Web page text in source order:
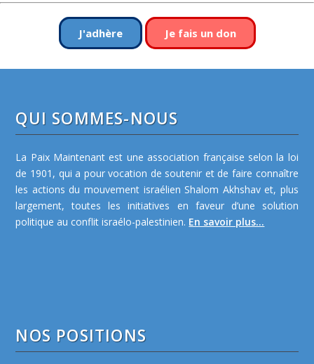
J'adhère Je fais un don
QUI SOMMES-NOUS
La Paix Maintenant est une association française selon la loi
de 1901, qui a pour vocation de soutenir et de faire connaître
les actions du mouvement israélien Shalom Akhshav et, plus
largement, toutes les initiatives en faveur d’une solution
politique au conflit israélo-palestinien. En savoir plus...
NOS POSITIONS